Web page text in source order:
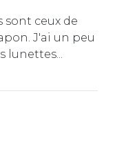
sont ceux de
J'ai un peu